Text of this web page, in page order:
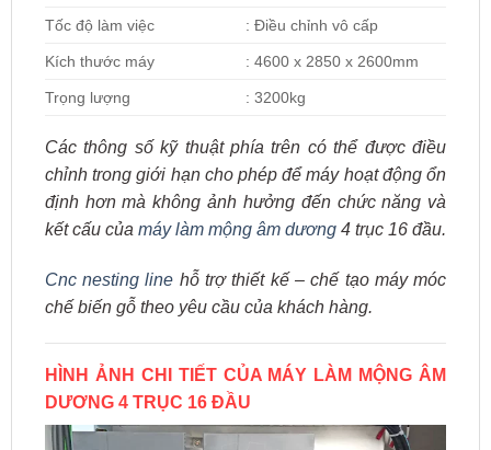
Tốc độ làm việc : Điều chỉnh vô cấp
Kích thước máy : 4600 x 2850 x 2600mm
Trọng lượng : 3200kg
Các thông số kỹ thuật phía trên có thể được điều
chỉnh trong giới hạn cho phép để máy hoạt động ổn
định hơn mà không ảnh hưởng đến chức năng và
kết cấu của máy làm mộng âm dương4 trục 16 đầu.
Cnc nesting line hỗ trợ thiết kế – chế tạo máy móc
chế biến gỗ theo yêu cầu của khách hàng.
HÌNH ẢNH CHI TIẾT CỦA MÁY LÀM MỘNG ÂM
DƯƠNG 4 TRỤC 16 ĐẦU